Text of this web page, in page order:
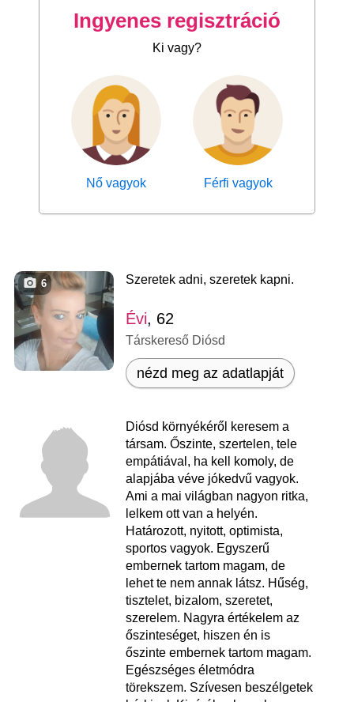
Ingyenes regisztráció
Ki vagy?
Nő vagyok Férfi vagyok
6 Szeretek adni, szeretek kapni.
Évi, 62
Társkereső Diósd
nézd meg az adatlapját
Diósd környékéről keresem a
társam. Őszinte, szertelen, tele
empátiával, ha kell komoly, de
alapjába véve jókedvű vagyok.
Ami a mai világban nagyon ritka,
lelkem ott van a helyén.
Határozott, nyitott, optimista,
sportos vagyok. Egyszerű
embernek tartom magam, de
lehet te nem annak látsz. Hűség,
tisztelet, bizalom, szeretet,
szerelem. Nagyra értékelem az
őszinteséget, hiszen én is
őszinte embernek tartom magam.
Egészséges életmódra
törekszem. Szívesen beszélgetek